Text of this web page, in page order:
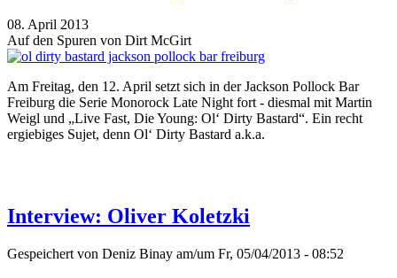
08. April 2013
Auf den Spuren von Dirt McGirt
Am Freitag, den 12. April setzt sich in der Jackson Pollock Bar
Freiburg die Serie Monorock Late Night fort - diesmal mit Martin
Weigl und „Live Fast, Die Young: Ol‘ Dirty Bastard“. Ein recht
ergiebiges Sujet, denn Ol‘ Dirty Bastard a.k.a.
Interview: Oliver Koletzki
Gespeichert von Deniz Binay am/um Fr, 05/04/2013 - 08:52